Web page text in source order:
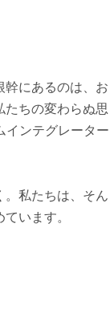
幹にあるのは、お
たちの変わらぬ思
インテグレーター
。私たちは、そん
います。